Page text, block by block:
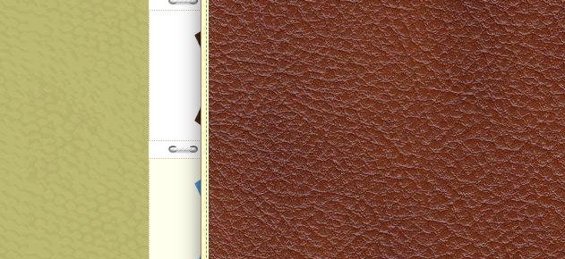
Модель:
NEVADA col.Brown
далее
Модель:
Calipso Electric Blue
далее